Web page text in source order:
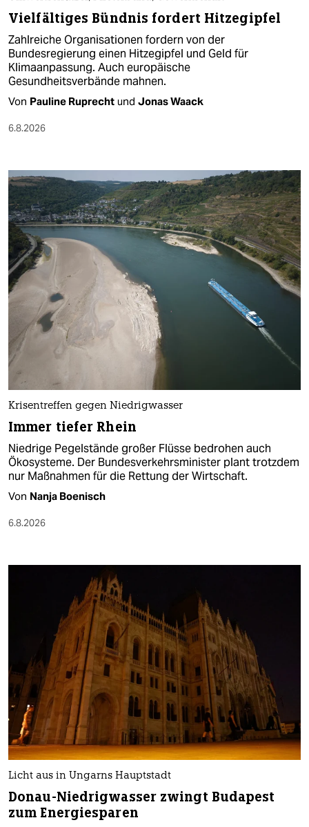
Vielfältiges Bündnis fordert Hitzegipfel
Zahlreiche Organisationen fordern von der
Bundesregierung einen Hitzegipfel und Geld für
Klimaanpassung. Auch europäische
Gesundheitsverbände mahnen.
Von Pauline Ruprecht und Jonas Waack
6.8.2026
Krisentreffen gegen Niedrigwasser
Immer tiefer Rhein
Niedrige Pegelstände großer Flüsse bedrohen auch
Ökosysteme. Der Bundesverkehrsminister plant trotzdem
nur Maßnahmen für die Rettung der Wirtschaft.
Von Nanja Boenisch
6.8.2026
Licht aus in Ungarns Hauptstadt
Donau-Niedrigwasser zwingt Budapest
zum Energiesparen